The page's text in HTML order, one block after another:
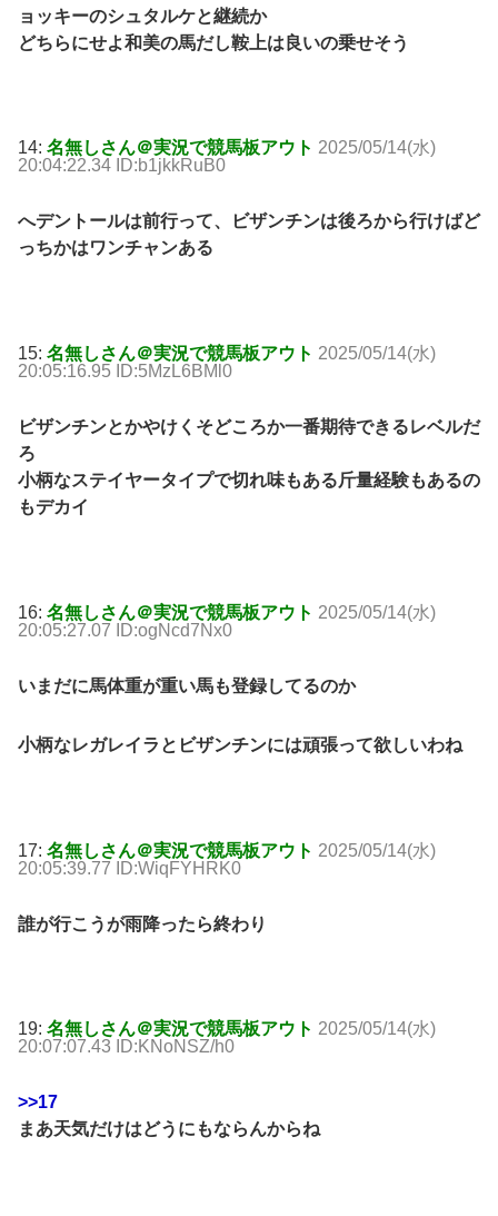
ョッキーのシュタルケと継続か
どちらにせよ和美の馬だし鞍上は良いの乗せそう
14: 名無しさん＠実況で競馬板アウト 2025/05/14(水)
20:04:22.34 ID:b1jkkRuB0
へデントールは前行って、ビザンチンは後ろから行けばど
っちかはワンチャンある
15: 名無しさん＠実況で競馬板アウト 2025/05/14(水)
20:05:16.95 ID:5MzL6BMl0
ビザンチンとかやけくそどころか一番期待できるレベルだ
ろ
小柄なステイヤータイプで切れ味もある斤量経験もあるの
もデカイ
16: 名無しさん＠実況で競馬板アウト 2025/05/14(水)
20:05:27.07 ID:ogNcd7Nx0
いまだに馬体重が重い馬も登録してるのか
小柄なレガレイラとビザンチンには頑張って欲しいわね
17: 名無しさん＠実況で競馬板アウト 2025/05/14(水)
20:05:39.77 ID:WiqFYHRK0
誰が行こうが雨降ったら終わり
19: 名無しさん＠実況で競馬板アウト 2025/05/14(水)
20:07:07.43 ID:KNoNSZ/h0
>>17
まあ天気だけはどうにもならんからね